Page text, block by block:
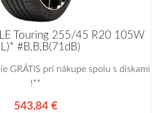
Touring 255/45 R20 105W
#B,B,B(71dB)
GRÁTIS pri nákupe spolu s diskami
!**
543,84 €